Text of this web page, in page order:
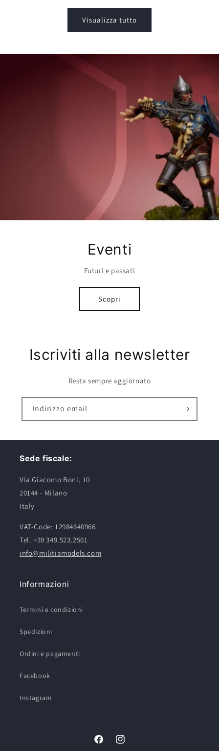
Visualizza tutto
Eventi
Futuri e passati
Scopri
Iscriviti alla newsletter
Resta sempre aggiornato
Indirizzo email
Sede fiscale:
Via Giacomo Boni, 10
20144 - Milano
Italy
VAT-Code: 12984640966
Tel. +39 349.523.2561
info@militiamodels.com
Informazioni
Termini e condizioni
Spedizioni
Ordini e pagamenti
Facebook
Instagram
FacebookInstagram